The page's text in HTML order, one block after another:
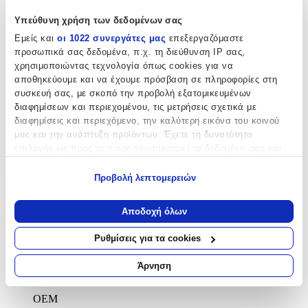
Υπεύθυνη χρήση των δεδομένων σας
Εμείς και οι 1022 συνεργάτες μας επεξεργαζόμαστε
προσωπικά σας δεδομένα, π.χ. τη διεύθυνση IP σας,
χρησιμοποιώντας τεχνολογία όπως cookies για να
αποθηκεύουμε και να έχουμε πρόσβαση σε πληροφορίες στη
συσκευή σας, με σκοπό την προβολή εξατομικευμένων
διαφημίσεων και περιεχομένου, τις μετρήσεις σχετικά με
διαφημίσεις και περιεχόμενο, την καλύτερη εικόνα του κοινού
μας και την ανάπτυξη προϊόντων. Έχετε τη δυνατότητα
Να συλλέξουμε πληροφορίες σχετικά με τη γεωγραφική
σας τοποθεσία, οι οποίες μπορεί να είναι ακριβείς σε
απόσταση μερικών μέτρων
Να αναγνωρίσουμε τη συσκευή σας σαρώνοντας ενεργά
για συγκεκριμένα χαρακτηριστικά (δακτυλικό αποτύπωμα)
Μάθετε περισσότερα σχετικά με τον τρόπο επεξεργασίας των
προσωπικών σας δεδομένων και καθορίστε τις προτιμήσεις σας
στηνενότητα “Λεπτομέρειες”
Προβολή λεπτομερειών
Αποδοχή όλων
Ρυθμίσεις για τα cookies
Άρνηση
50
τμχ
Κορίτσι
Χρώμα:
Χρυσό
Χαρακτηριστικά
Κατασκευαστής:
OEM